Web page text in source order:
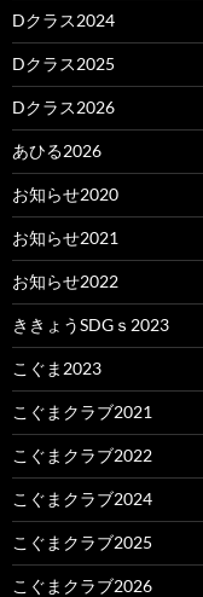
Dクラス2024
Dクラス2025
Dクラス2026
あひる2026
お知らせ2020
お知らせ2021
お知らせ2022
ききょうSDGｓ2023
こぐま2023
こぐまクラブ2021
こぐまクラブ2022
こぐまクラブ2024
こぐまクラブ2025
こぐまクラブ2026